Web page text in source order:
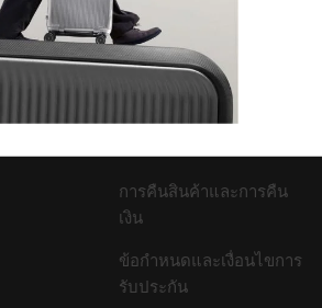
สนับสนุน/คำถามที่พบ
การคืนสินค้าและการคืน
เงิน
ข้อกำหนดและเงื่อนไขการ
รับประกัน